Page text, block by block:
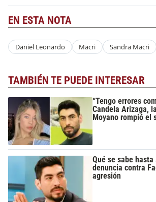
EN ESTA NOTA
Daniel Leonardo Macri Sandra Macri
TAMBIÉN TE PUEDE INTERESAR
“Tengo errores
Candela Arizaga,
Moyano rompió el
Qué se sabe
denuncia contra
agresión